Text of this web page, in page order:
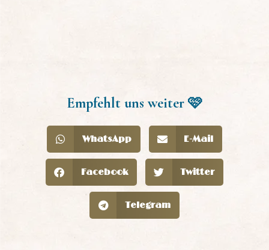
Empfehlt uns weiter 🩷
WhatsApp E-Mail
Facebook Twitter
Telegram